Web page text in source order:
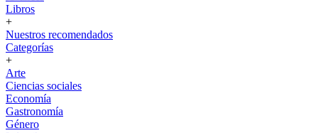
Libros
+
Nuestros recomendados
Categorías
+
Arte
Ciencias sociales
Economía
Gastronomía
Género